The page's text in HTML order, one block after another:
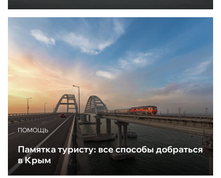
ПОМОЩЬ
Памятка туристу: все способы добраться
в Крым